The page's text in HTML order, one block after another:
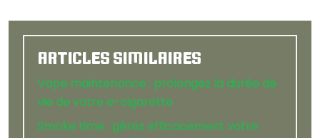
ARTICLES SIMILAIRES
Vape maintenance : prolongez la durée de
vie de votre e-cigarette
Smoke time : gérez efficacement votre